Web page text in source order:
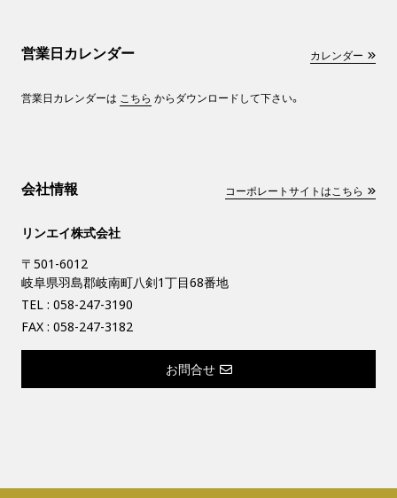
営業日カレンダー カレンダー
営業日カレンダーは こちら からダウンロードして下さい。
会社情報 コーポレートサイトはこちら
リンエイ株式会社
〒501-6012
岐阜県羽島郡岐南町八剣1丁目68番地
TEL : 058-247-3190
FAX : 058-247-3182
お問合せ